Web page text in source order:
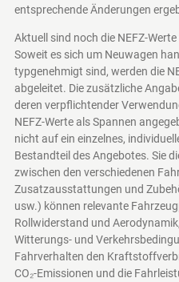
entsprechende Änderungen
Aktuell sind noch die NEFZ-
Soweit es sich um Neuwagen
typgenehmigt sind, werden die
abgeleitet. Die zusätzliche
deren verpflichtender
NEFZ-Werte als Spannen
nicht auf ein einzelnes,
Bestandteil des Angebotes. Sie
zwischen den verschiedenen
Zusatzausstattungen und
usw.) können relevante
Rollwiderstand und
Witterungs- und
Fahrverhalten den
CO₂-Emissionen und die